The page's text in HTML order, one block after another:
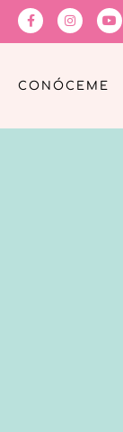
CONÓCEME